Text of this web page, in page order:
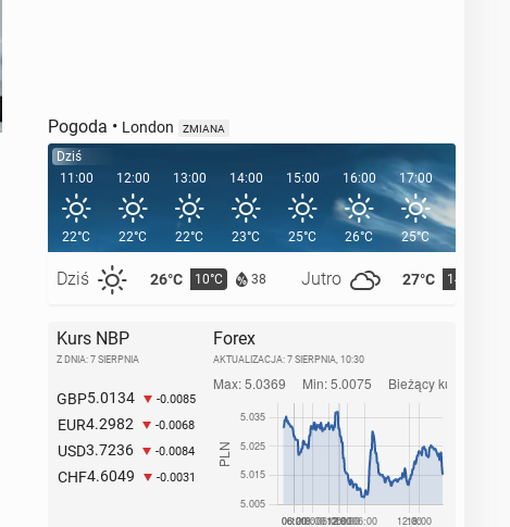
Pogoda • London ZMIANA
Dziś
11:00
22°C
Dziś 26°C 10°C 38 Jutro 27°C 14°C
12:00
22°C
13:00
22°C
14:00
23°C
15:00
25°C
16:00
26°C
17:00
25°C
18:00
Kurs NBP
Z DNIA: 7 SIERPNIA
GBP5.0134 -0.0085
EUR4.2982 -0.0068
USD3.7236 -0.0084
CHF4.6049 -0.0031
Forex
AKTUALIZACJA: 7 SIERPNIA, 10:30